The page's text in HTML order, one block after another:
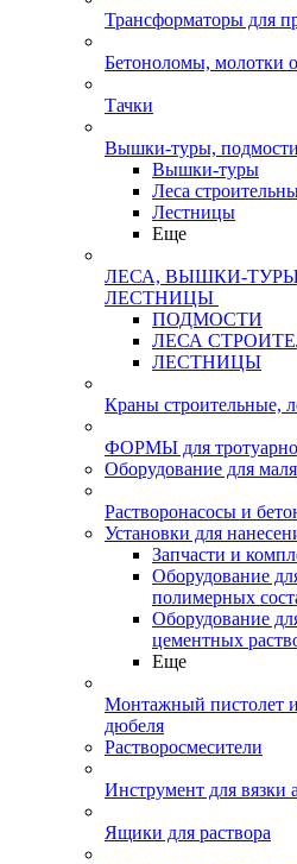
Трансформаторы для
Бетоноломы, молотки
Тачки
Вышки-туры,
Вышки-туры
Леса
Лестницы
Еще
ЛЕСА, ВЫШКИ-
ЛЕСТНИЦЫ
ПОДМОСТИ
ЛЕСА
ЛЕСТНИЦЫ
Краны строительные,
ФОРМЫ для
Оборудование для
Растворонасосы и
Установки для
Запчасти и
Оборудование
полимерных
Оборудование
цементных
Еще
Монтажный пистолет
дюбеля
Растворосмесители
Инструмент для вязки
Ящики для раствора